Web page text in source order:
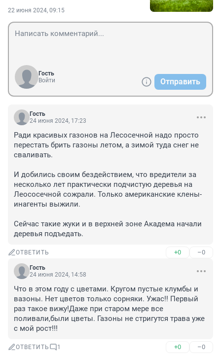
22 июня 2024, 09:15
Гость
Войти
Отправить
Гость
24 июня 2024, 17:23
Ради красивых газонов на Лесосечной надо просто
перестать брить газоны летом, а зимой туда снег не
сваливать.
И добились своим бездействием, что вредители за
несколько лет практически подчистую деревья на
Леососечной сожрали. Только американские клены-
инагенты выжили.
Сейчас такие жуки и в верхней зоне Академа начали
деревья подъедать.
ОТВЕТИТЬ +0 –0
Гость
24 июня 2024, 14:58
Что в этом году с цветами. Кругом пустые клумбы и
вазоны. Нет цветов только сорняки. Ужас!! Первый
раз такое вижу!Даже при старом мере все
поливали,были цветы. Газоны не стригутся трава уже
с мой рост!!!
ОТВЕТИТЬ 1 +0 –0